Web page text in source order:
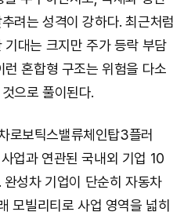
려는 성격이 강하다. 최근처럼
대는 크지만 주가 등락 부담
혼합형 구조는 위험을 다소
으로 풀이된다.
로보틱스밸류체인탑3플러
업과 연관된 국내외 기업 10
성차 기업이 단순히 자동차
모빌리티로 사업 영역을 넓히